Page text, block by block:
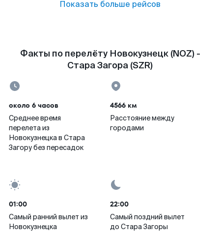
Показать больше рейсов
Факты по перелёту Новокузнецк (NOZ) -
Стара Загора (SZR)
около 6 часов
Среднее время
перелета из
Новокузнецка в Стара
Загору без пересадок
4566 км
Расстояние между
городами
01:00
Самый ранний вылет из
Новокузнецка
22:00
Самый поздний вылет
до Стара Загоры